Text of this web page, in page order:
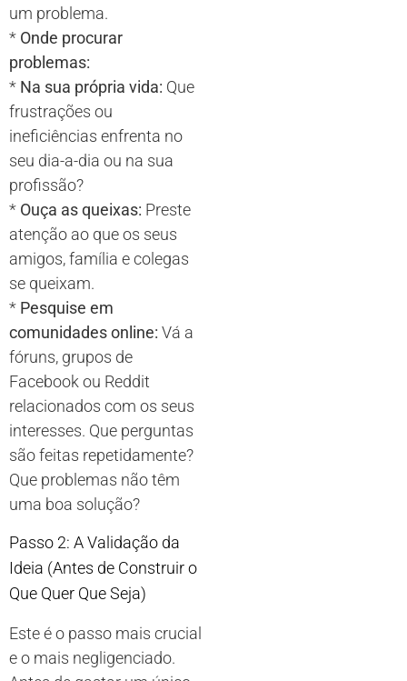
um problema.
* Onde procurar
problemas:
* Na sua própria vida: Que
frustrações ou
ineficiências enfrenta no
seu dia-a-dia ou na sua
profissão?
* Ouça as queixas: Preste
atenção ao que os seus
amigos, família e colegas
se queixam.
* Pesquise em
comunidades online: Vá a
fóruns, grupos de
Facebook ou Reddit
relacionados com os seus
interesses. Que perguntas
são feitas repetidamente?
Que problemas não têm
uma boa solução?
Passo 2: A Validação da
Ideia (Antes de Construir o
Que Quer Que Seja)
Este é o passo mais crucial
e o mais negligenciado.